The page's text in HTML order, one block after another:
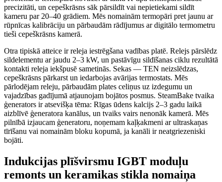
precizitāti, un cepeškrāsns sāk pārsildīt vai nepietiekami sildīt
kameru par 20–40 grādiem. Mēs nomainām termopāri pret jaunu ar
rūpnīcas kalibrāciju un pārbaudām rādījumus ar digitālo termometru
tieši cepeškrāsns kamerā.
Otra tipiskā atteice ir releja iestrēgšana vadības platē. Relejs pārslēdz
sildelementu ar jaudu 2–3 kW, un pastāvīgu sildīšanas ciklu rezultātā
kontakti releja iekšpusē sametinās. Sekas — TEN neizslēdzas,
cepeškrāsns pārkarst un iedarbojas avārijas termostats. Mēs
pārlodējam releju, pārbaudām plates celiņus uz izdegumu un
vajadzības gadījumā atjaunojam bojātos posmus. SteamBake tvaika
ģenerators ir atsevišķa tēma: Rīgas ūdens kalcijs 2–3 gadu laikā
aizblīvē ģeneratora kanālus, un tvaiks vairs nenonāk kamerā. Mēs
pilnībā izjaucam ģeneratoru, noņemam kaļķakmeni ar ultraskaņas
tīrīšanu vai nomainām bloku kopumā, ja kanāli ir neatgriezeniski
bojāti.
Indukcijas plīšvirsmu IGBT moduļu
remonts un keramikas stikla nomaiņa